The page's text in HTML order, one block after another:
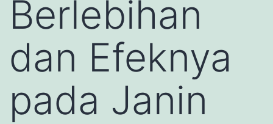
Berlebihan
dan Efeknya
pada Janin